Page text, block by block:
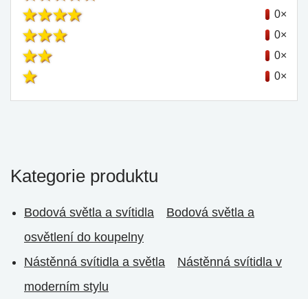
0×
0×
0×
0×
Kategorie produktu
Bodová světla a svítidla
Bodová světla a
osvětlení do koupelny
Nástěnná svítidla a světla
Nástěnná svítidla v
moderním stylu